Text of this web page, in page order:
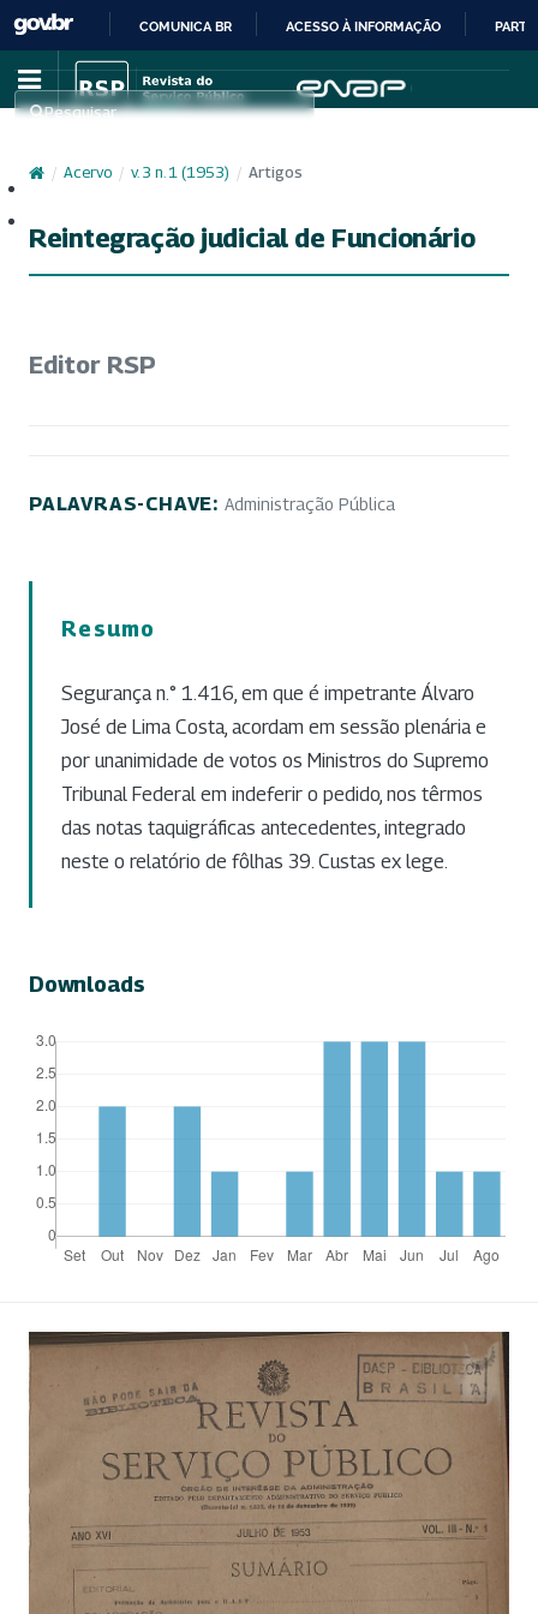
IR
PARA
CONTEÚDO
COMUNICA BR ACESSO À INFORMAÇÃO
Pesquisar
/ Acervo / v. 3 n. 1 (1953) / Artigos
Reintegração judicial de Funcionário
Editor RSP
PALAVRAS-CHAVE: Administração Pública
Resumo
Segurança n.° 1.416, em que é impetrante Álvaro
José de Lima Costa, acordam em sessão plenária e
por unanimidade de votos os Ministros do Supremo
Tribunal Federal em indeferir o pedido, nos têrmos
das notas taquigráficas antecedentes, integrado
neste o relatório de fôlhas 39. Custas ex lege.
Downloads